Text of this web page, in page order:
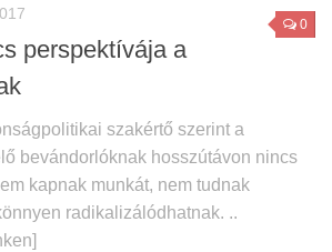
0
perspektívája a
szakértő szerint a
bevándorlóknak hosszútávon nincs
kapnak munkát, nem tudnak
radikalizálódhatnak. ..